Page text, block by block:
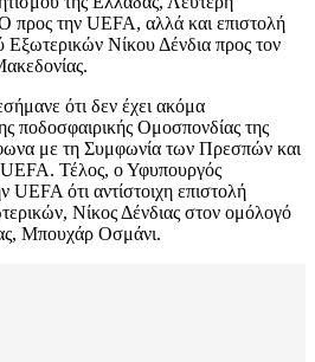
προς την UEFA, αλλά και επιστολή
Εξωτερικών Νίκου Δένδια προς τον
ότι δεν έχει ακόμα
ποδοσφαιρικής Ομοσπονδίας της
με τη Συμφωνία των Πρεσπών και
Τέλος, ο Υφυπουργός
ότι αντίστοιχη επιστολή
Νίκος Δένδιας στον ομόλογό
Μπουχάρ Οσμάνι.